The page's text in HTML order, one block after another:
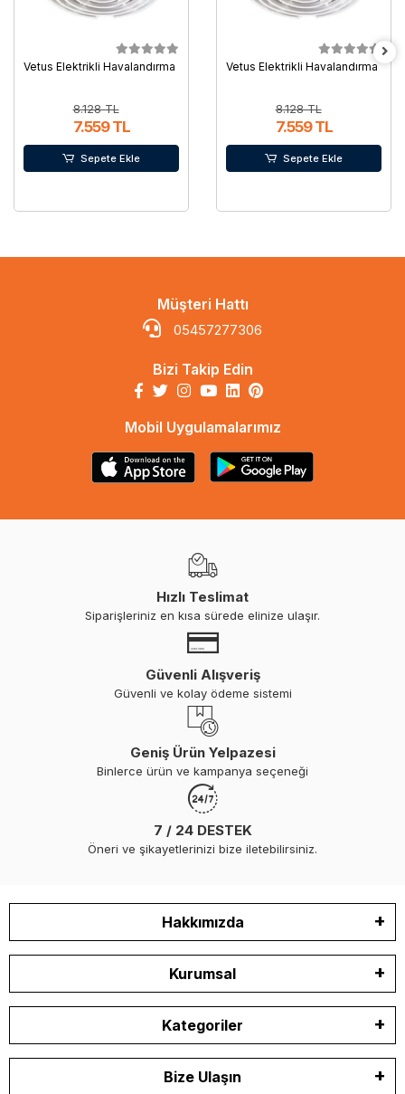
Vetus Elektrikli Havalandırma
8.128 TL
7.559 TL
Sepete Ekle
Vetus Elektrikli Havalandırma
8.128 TL
7.559 TL
Sepete Ekle
Müşteri Hattı
05457277306
Bizi Takip Edin
Mobil Uygulamalarımız
Hızlı Teslimat
Siparişleriniz en kısa sürede elinize ulaşır.
Güvenli Alışveriş
Güvenli ve kolay ödeme sistemi
Geniş Ürün Yelpazesi
Binlerce ürün ve kampanya seçeneği
7 / 24 DESTEK
Öneri ve şikayetlerinizi bize iletebilirsiniz.
Hakkımızda
Kurumsal
Kategoriler
Bize Ulaşın